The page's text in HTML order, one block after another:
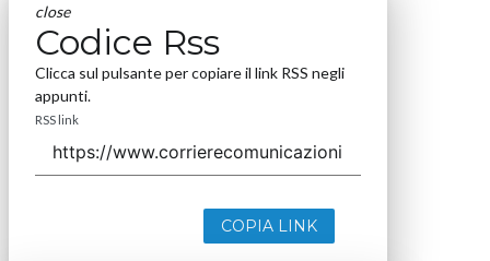
close
Codice Rss
Clicca sul pulsante per copiare il link RSS negli
appunti.
RSS link
COPIA LINK